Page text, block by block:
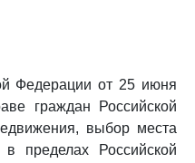
Федерации от 25 июня
граждан Российской
выбор места
пределах Российской